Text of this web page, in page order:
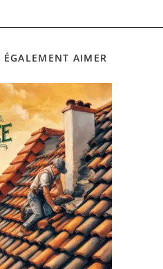
ÉGALEMENT AIMER